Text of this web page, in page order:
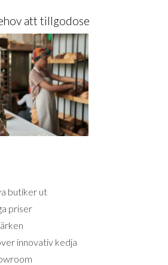
att tillgodose
butiker ut
priser
innovativ kedja